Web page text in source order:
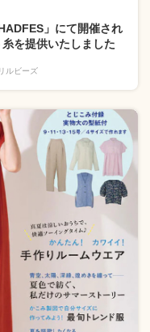
」にて開催され
を提供いたしました
ルビーズ